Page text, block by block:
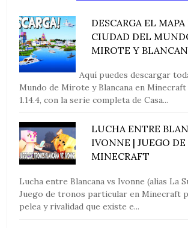
DESCARGA EL
CIUDAD DEL
MIROTE Y
Aquí puedes descargar
Mundo de Mirote y Blancana en
1.14.4, con la serie completa de Casa...
LUCHA ENTRE
IVONNE | JUEGO
MINECRAFT
Lucha entre Blancana vs Ivonne (alias La
Juego de tronos particular en Minecraft
pelea y rivalidad que existe e...